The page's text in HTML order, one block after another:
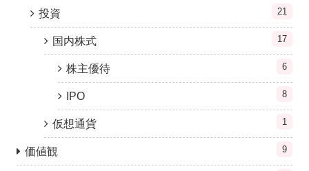
投資 21
国内株式 17
株主優待 6
IPO 8
仮想通貨 1
価値観 9